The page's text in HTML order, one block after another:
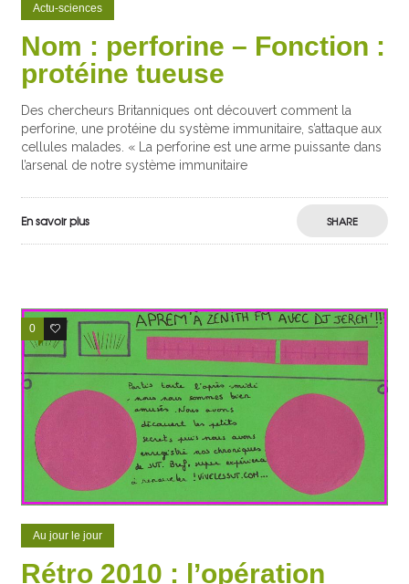
Actu-sciences
Nom : perforine – Fonction :
protéine tueuse
Des chercheurs Britanniques ont découvert comment la
perforine, une protéine du système immunitaire, s’attaque aux
cellules malades. « La perforine est une arme puissante dans
l’arsenal de notre système immunitaire
En savoir plus SHARE
0 0
Au jour le jour
Rétro 2010 : l’opération